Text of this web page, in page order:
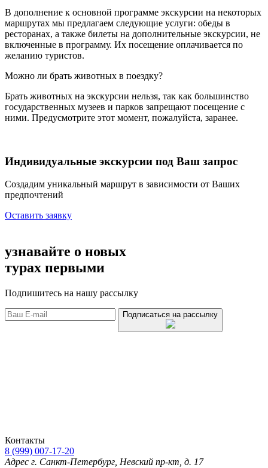
В дополнение к основной программе экскурсии на некоторых
маршрутах мы предлагаем следующие услуги: обеды в
ресторанах, а также билеты на дополнительные экскурсии, не
включенные в программу. Их посещение оплачивается по
желанию туристов.
Можно ли брать животных в поездку?
Брать животных на экскурсии нельзя, так как большинство
государственных музеев и парков запрещают посещение с
ними. Предусмотрите этот момент, пожалуйста, заранее.
Индивидуальные экскурсии под Ваш запрос
Создадим уникальный маршрут в зависимости от Ваших
предпочтений
Оставить заявку
узнавайте о новых
турах первыми
Подпишитесь на нашу рассылку
Подписаться на рассылку
Контакты
8 (999) 007-17-20
Адрес г. Санкт-Петербург, Невский пр-кт, д. 17